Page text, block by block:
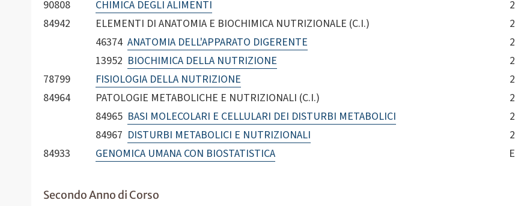
90808
CHIMICA DEGLI ALIMENTI 2
84942
ELEMENTI DI ANATOMIA E BIOCHIMICA NUTRIZIONALE (C.I.)
2
46374 ANATOMIA DELL'APPARATO DIGERENTE 2
13952 BIOCHIMICA DELLA NUTRIZIONE 2
78799
FISIOLOGIA DELLA NUTRIZIONE 2
84964
PATOLOGIE METABOLICHE E NUTRIZIONALI (C.I.)
2
84965 BASI MOLECOLARI E CELLULARI DEI DISTURBI METABOLICI 2
84967 DISTURBI METABOLICI E NUTRIZIONALI 2
84933
GENOMICA UMANA CON BIOSTATISTICA E
Secondo Anno di Corso